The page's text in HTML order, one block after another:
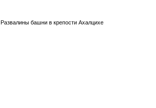
Развалины башни в крепости Ахалцихе